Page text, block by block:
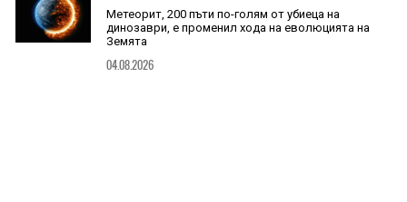
Метеорит, 200 пъти по-голям от убиеца на
динозаври, е променил хода на еволюцията на
Земята
04.08.2026